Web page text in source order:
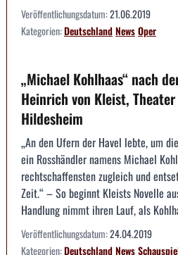
Veröffentlichungsdatum:21.06.2019
Kategorien:DeutschlandNewsOper
„Michael Kohlhaas“ nach
Heinrich von Kleist,
Hildesheim
„An den Ufern der Havel lebte, um
ein Rosshändler namens Michael
rechtschaffensten zugleich und
Zeit.“ – So beginnt Kleists Novelle
Handlung nimmt ihren Lauf, als
Veröffentlichungsdatum:24.04.2019
Kategorien:DeutschlandNews